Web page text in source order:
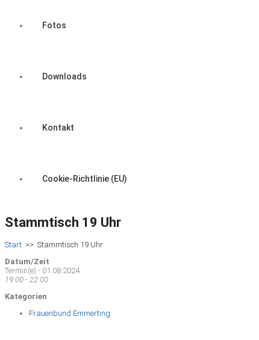
Fotos
Downloads
Kontakt
Cookie-Richtlinie (EU)
Stammtisch 19 Uhr
Start >> Stammtisch 19 Uhr
Datum/Zeit
Termin(e) - 01.08.2024
19:00 - 22:00
Kategorien
Frauenbund Emmerting